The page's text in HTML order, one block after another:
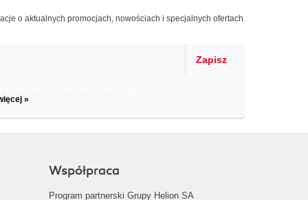
o aktualnych promocjach, nowościach i specjalnych ofertach
Zapisz
»
Współpraca
Program partnerski Grupy Helion SA